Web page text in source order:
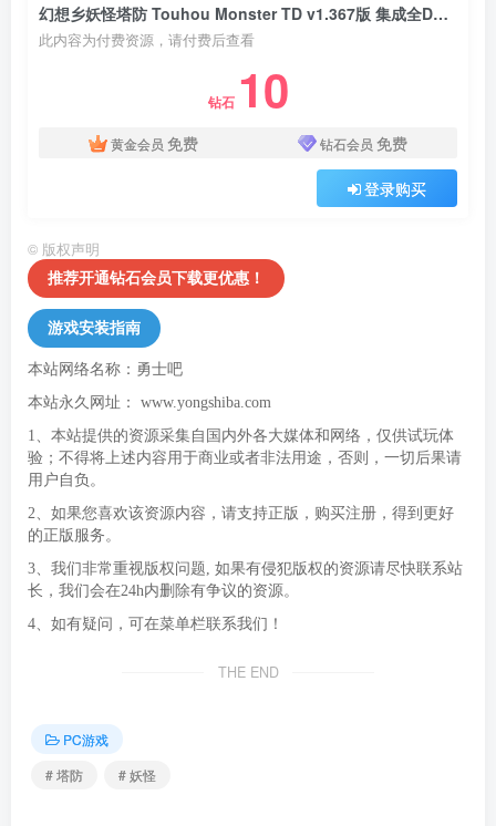
幻想乡妖怪塔防 Touhou Monster TD v1.367版 集成全DLC 官方中文
此内容为付费资源，请付费后查看
钻石 10
黄金会员 免费 钻石会员 免费
登录购买
© 版权声明
推荐开通钻石会员下载更优惠！
游戏安装指南
本站网络名称：勇士吧
本站永久网址： www.yongshiba.com
1、本站提供的资源采集自国内外各大媒体和网络，仅供试玩体
验；不得将上述内容用于商业或者非法用途，否则，一切后果请
用户自负。
2、如果您喜欢该资源内容，请支持正版，购买注册，得到更好
的正版服务。
3、我们非常重视版权问题, 如果有侵犯版权的资源请尽快联系站
长，我们会在24h内删除有争议的资源。
4、如有疑问，可在菜单栏联系我们！
THE END
PC游戏
# 塔防
# 妖怪